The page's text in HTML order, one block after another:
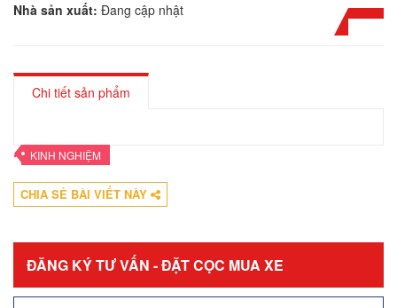
Nhà sản xuất: Đang cập nhật
Chi tiết sản phẩm
• KINH NGHIỆM
CHIA SẺ BÀI VIẾT NÀY
ĐĂNG KÝ TƯ VẤN - ĐẶT CỌC MUA XE